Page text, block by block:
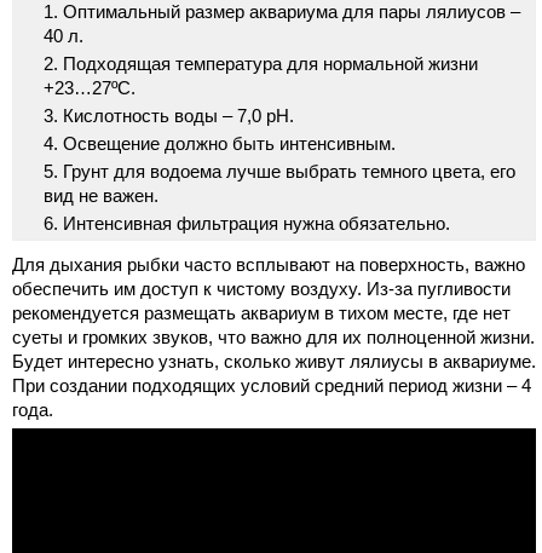
Оптимальный размер аквариума для пары лялиусов –
40 л.
Подходящая температура для нормальной жизни
+23…27ºС.
Кислотность воды – 7,0 рН.
Освещение должно быть интенсивным.
Грунт для водоема лучше выбрать темного цвета, его
вид не важен.
Интенсивная фильтрация нужна обязательно.
Для дыхания рыбки часто всплывают на поверхность, важно
обеспечить им доступ к чистому воздуху. Из-за пугливости
рекомендуется размещать аквариум в тихом месте, где нет
суеты и громких звуков, что важно для их полноценной жизни.
Будет интересно узнать, сколько живут лялиусы в аквариуме.
При создании подходящих условий средний период жизни – 4
года.